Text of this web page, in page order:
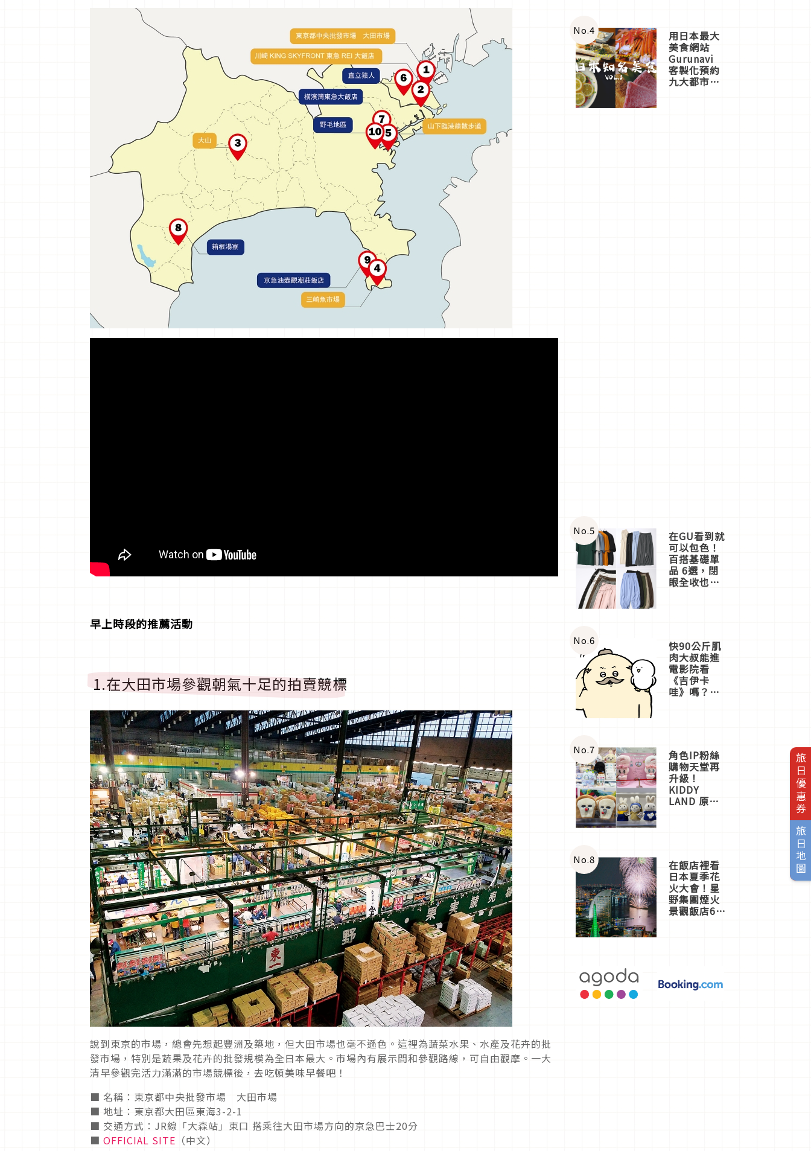
旅日優惠券
旅日地圖
早上時段的推薦活動
1.在大田市場參觀朝氣十足的拍賣競標
說到東京的市場，總會先想起豐洲及築地，但大田市場也毫不遜色。這裡為蔬菜水果、水產及花卉的批
發市場，特別是蔬果及花卉的批發規模為全日本最大。市場內有展示間和參觀路線，可自由觀摩。一大
清早參觀完活力滿滿的市場競標後，去吃頓美味早餐吧！
■ 名稱：東京都中央批發市場 大田市場
■ 地址：東京都大田區東海3-2-1
■ 交通方式：JR線「大森站」東口 搭乘往大田市場方向的京急巴士20分
■ OFFICIAL SITE （中文）
No.4 用日本最大
美食網站
Gurunavi
客製化預約
九大都市餐
No.5 在GU看到就
可以包色！
百搭基礎單
品 6選，閉
眼全收也不
No.6 快90公斤肌
肉大叔能進
電影院看
《吉伊卡
哇》嗎？日
一同給出了
答案
No.7 角色IP粉絲
購物天堂再
升級！
KIDDY
LAND 原宿
店3分即達
No.8 在飯店裡看
日本夏季花
火大會！星
野集團煙火
景觀飯店6